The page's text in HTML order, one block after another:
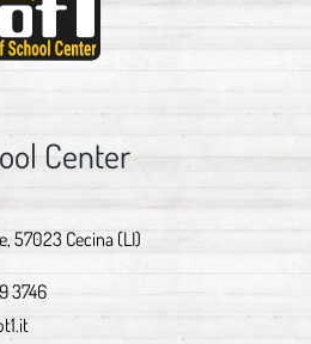
Center
57023 Cecina (LI)
3746